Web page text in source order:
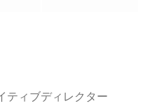
大手企業のコンテンツを
ティブディレクター